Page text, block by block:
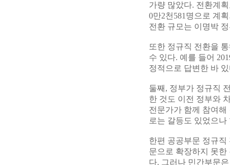
가량 많았다. 전환계
0만2천581명으로 계
전환 규모는 이명박
또한 정규직 전환을
수 있다. 예를 들어
정적으로 답변한 바
둘째, 정부가 정규직
한 것도 이전 정부와
전문가가 함께 참여
로는 갈등도 있었으
한편 공공부문 정규
문으로 확장하지 못
다. 그러나 민간부문